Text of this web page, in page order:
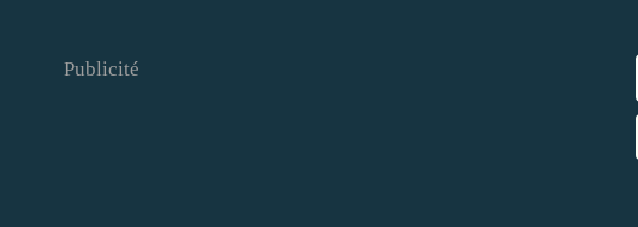
Publicité